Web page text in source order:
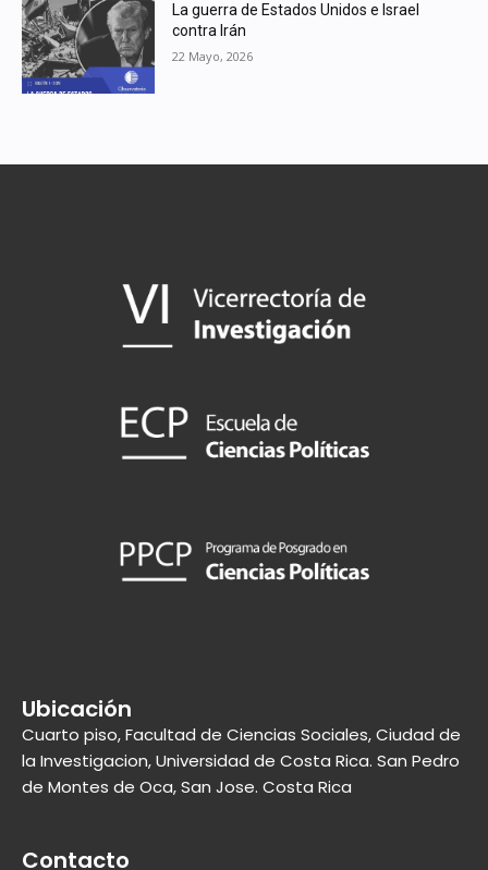
La guerra de Estados Unidos e Israel
contra Irán
22 Mayo, 2026
Ubicación
Cuarto piso, Facultad de Ciencias Sociales, Ciudad de
la Investigacion, Universidad de Costa Rica. San Pedro
de Montes de Oca, San Jose. Costa Rica
Contacto